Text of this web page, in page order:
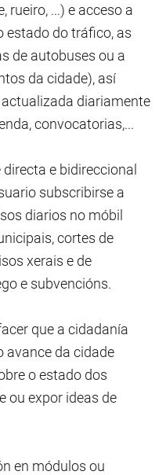
rueiro, ...) e acceso a
estado do tráfico, as
de autobuses ou a
da cidade), así
diariamente
convocatorias,...
directa e bidireccional
subscribirse a
diarios no móbil
cortes de
xerais e de
e subvencións.
que a cidadanía
avance da cidade
o estado dos
ou expor ideas de
en módulos ou